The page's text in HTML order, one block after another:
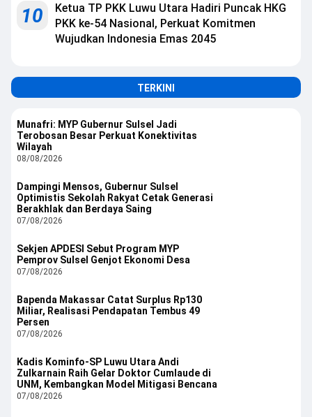
10
Ketua TP PKK Luwu Utara Hadiri Puncak HKG
PKK ke-54 Nasional, Perkuat Komitmen
Wujudkan Indonesia Emas 2045
TERKINI
Munafri: MYP Gubernur Sulsel Jadi
Terobosan Besar Perkuat Konektivitas
Wilayah
08/08/2026
Dampingi Mensos, Gubernur Sulsel
Optimistis Sekolah Rakyat Cetak Generasi
Berakhlak dan Berdaya Saing
07/08/2026
Sekjen APDESI Sebut Program MYP
Pemprov Sulsel Genjot Ekonomi Desa
07/08/2026
Bapenda Makassar Catat Surplus Rp130
Miliar, Realisasi Pendapatan Tembus 49
Persen
07/08/2026
Kadis Kominfo-SP Luwu Utara Andi
Zulkarnain Raih Gelar Doktor Cumlaude di
UNM, Kembangkan Model Mitigasi Bencana
07/08/2026